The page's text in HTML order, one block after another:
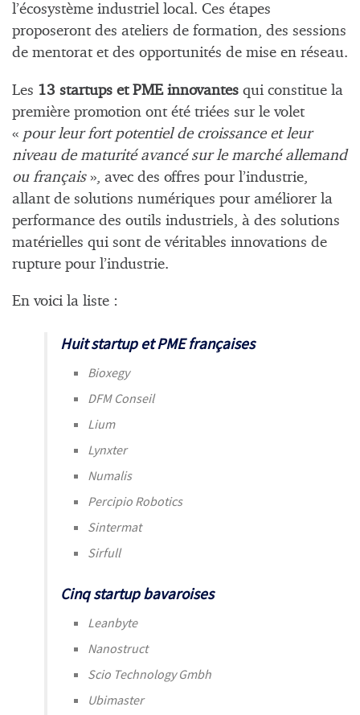
l’écosystème industriel local. Ces étapes
proposeront des ateliers de formation, des sessions
de mentorat et des opportunités de mise en réseau.
Les 13 startups et PME innovantes qui constitue la
première promotion ont été triées sur le volet
« pour leur fort potentiel de croissance et leur
niveau de maturité avancé sur le marché allemand
ou français», avec des offres pour l’industrie,
allant de solutions numériques pour améliorer la
performance des outils industriels, à des solutions
matérielles qui sont de véritables innovations de
rupture pour l’industrie.
En voici la liste :
Huit startup et PME françaises
Bioxegy
DFM Conseil
Lium
Lynxter
Numalis
Percipio Robotics
Sintermat
Sirfull
Cinq startup bavaroises
Leanbyte
Nanostruct
Scio Technology Gmbh
Ubimaster